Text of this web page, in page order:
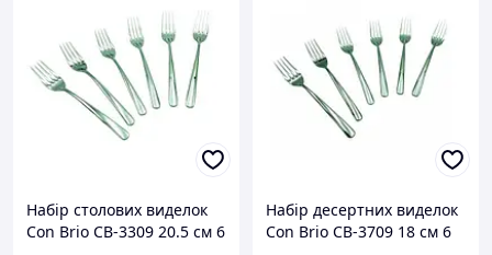
Набір столових виделок
Сon Brio СB-3309 20.5 см 6
Набір десертних виделок
Сon Brio СB-3709 18 см 6